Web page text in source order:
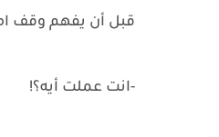
قبل أن يفهم وقف
-انت عملت أيه؟!